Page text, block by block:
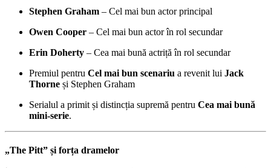
Stephen Graham – Cel mai bun actor principal
Owen Cooper – Cel mai bun actor în rol secundar
Erin Doherty – Cea mai bună actriță în rol secundar
Premiul pentru Cel mai bun scenariu a revenit lui Jack
Thorne și Stephen Graham
Serialul a primit și distincția supremă pentru Cea mai bună
mini-serie.
„The Pitt” și forța dramelor